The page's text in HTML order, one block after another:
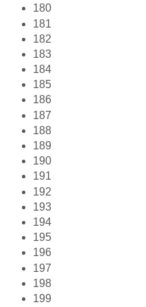
180
181
182
183
184
185
186
187
188
189
190
191
192
193
194
195
196
197
198
199